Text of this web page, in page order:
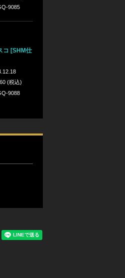
9085
コ [SHM仕
(税込)
9088